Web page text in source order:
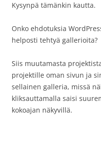
Kysynpä tämänkin kautta.
Onko ehdotuksia
helposti tehtyä gallerioita?
Siis muutamasta
projektille oman sivun ja
sellainen galleria, missä
kliksauttamalla saisi
kokoajan näkyvillä.